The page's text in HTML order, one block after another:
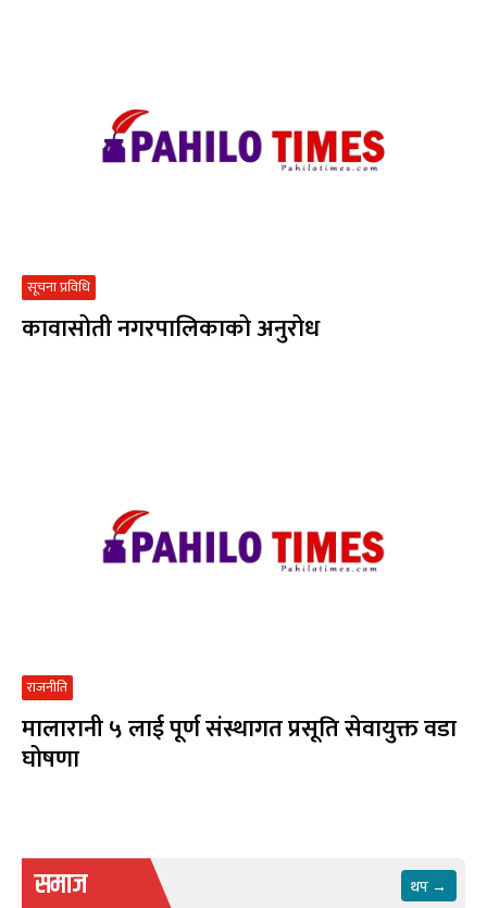
सूचना प्रविधि
कावासोती नगरपालिकाको अनुरोध
राजनीति
मालारानी ५ लाई पूर्ण संस्थागत प्रसूति सेवायुक्त वडा
घोषणा
समाज थप →